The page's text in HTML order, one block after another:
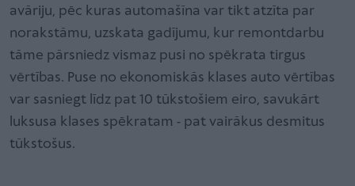
avāriju, pēc kuras automašīna var tikt atzīta par
norakstāmu, uzskata gadījumu, kur remontdarbu
tāme pārsniedz vismaz pusi no spēkrata tirgus
vērtības. Puse no ekonomiskās klases auto vērtības
var sasniegt līdz pat 10 tūkstošiem eiro, savukārt
luksusa klases spēkratam - pat vairākus desmitus
tūkstošus.